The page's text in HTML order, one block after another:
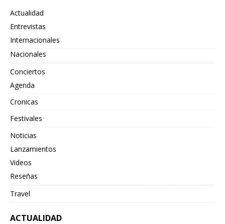
Actualidad
Entrevistas
Internacionales
Nacionales
Conciertos
Agenda
Cronicas
Festivales
Noticias
Lanzamientos
Videos
Reseñas
Travel
ACTUALIDAD